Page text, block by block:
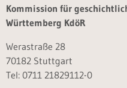
Kommission für
Württemberg KdöR
Werastraße 28
70182 Stuttgart
Tel: 0711 21829112-0